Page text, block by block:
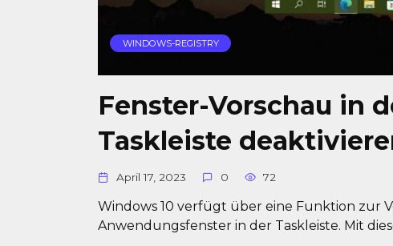
WINDOWS-REGISTRY
Fenster-Vorschau in
Taskleiste
April 17, 2023 0 72
Windows 10 verfügt über eine Funktion zur
Anwendungsfenster in der Taskleiste. Mit